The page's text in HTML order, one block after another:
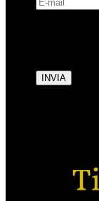
dei dati
INVIA